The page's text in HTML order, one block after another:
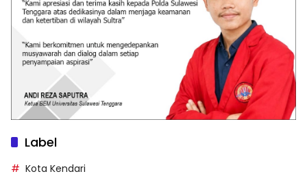
Label
Kota Kendari